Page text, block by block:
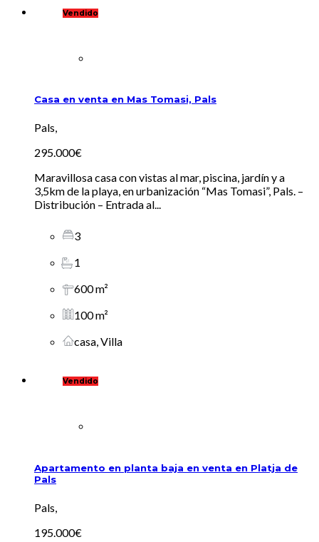
Vendido
Casa en venta en Mas Tomasi, Pals
Pals,
295.000€
Maravillosa casa con vistas al mar, piscina, jardín y a
3,5km de la playa, en urbanización “Mas Tomasi”, Pals. –
Distribución – Entrada al...
3
1
600 m²
100 m²
casa, Villa
Vendido
Apartamento en planta baja en venta en Platja de
Pals
Pals,
195.000€